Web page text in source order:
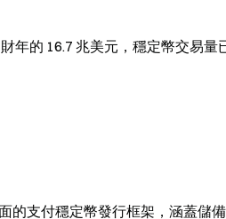
年的 16.7 兆美元，穩定幣交易量
的支付穩定幣發行框架，涵蓋儲